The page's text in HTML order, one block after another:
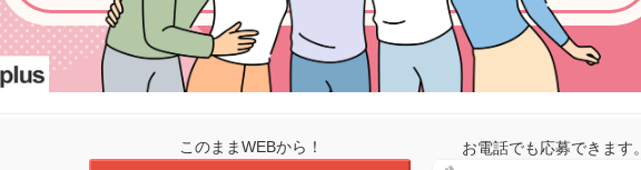
このままWEBから！ お電話でも応募できます